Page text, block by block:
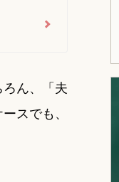
ん、「夫
スでも、